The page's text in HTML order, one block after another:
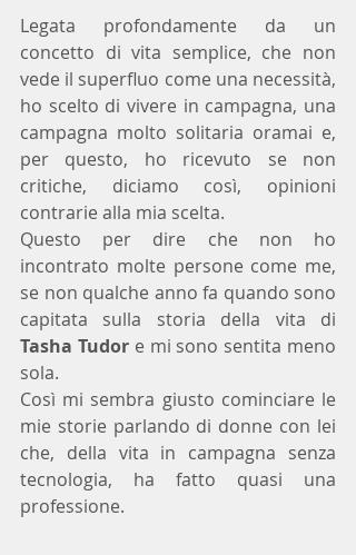
Legata profondamente da un
concetto di vita semplice, che non
vede il superfluo come una necessità,
ho scelto di vivere in campagna, una
campagna molto solitaria oramai e,
per questo, ho ricevuto se non
critiche, diciamo così, opinioni
contrarie alla mia scelta.
Questo per dire che non ho
incontrato molte persone come me,
se non qualche anno fa quando sono
Tasha Tudor e mi sono sentita meno
sola.
Così mi sembra giusto cominciare le
mie storie parlando di donne con lei
che, della vita in campagna senza
tecnologia, ha fatto quasi una
professione.